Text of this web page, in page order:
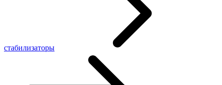
стабилизаторы